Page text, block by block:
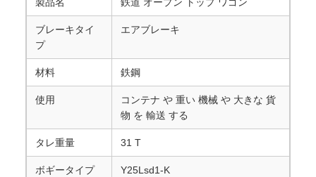
製品名 鉄道 オープン トップ ワゴン
ブレーキタイ
プ
エアブレーキ
材料 鉄鋼
使用
コンテナ や 重い 機械 や 大きな 貨
物 を 輸送 する
タレ重量 31 T
ボギータイプ Y25Lsd1-K